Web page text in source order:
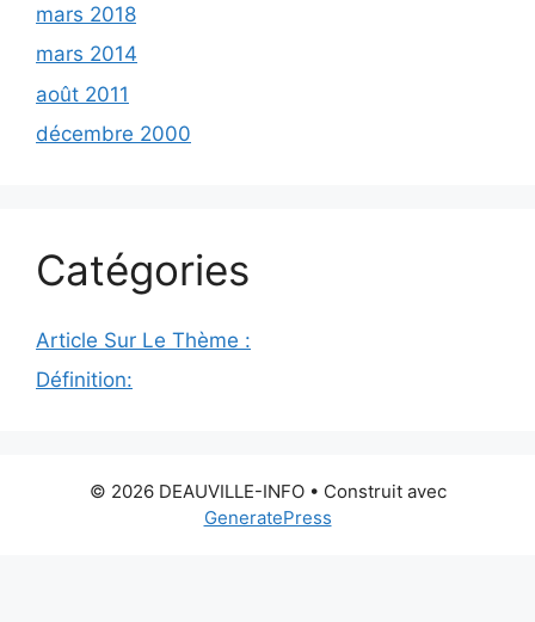
mars 2018
mars 2014
août 2011
décembre 2000
Catégories
Article Sur Le Thème :
Définition:
© 2026 DEAUVILLE-INFO• Construit avec
GeneratePress